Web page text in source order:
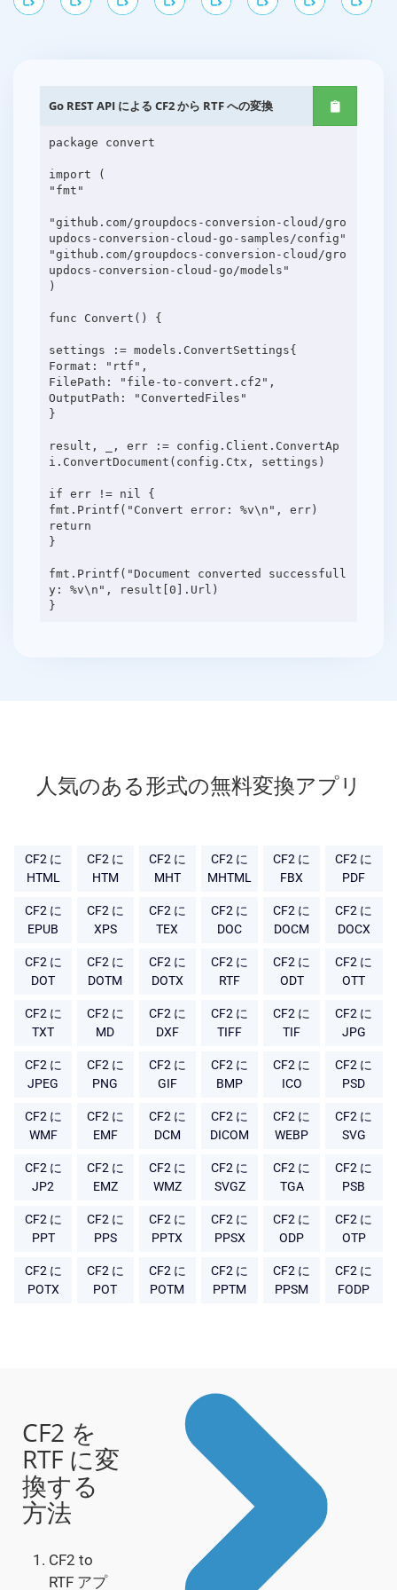
Go REST API による CF2 から RTF への変換
package convert
import (
"fmt"
"github.com/groupdocs-conversion-cloud/gro
updocs-conversion-cloud-go-samples/config"
"github.com/groupdocs-conversion-cloud/gro
updocs-conversion-cloud-go/models"
)
func Convert() {
settings := models.ConvertSettings{
Format: "rtf",
FilePath: "file-to-convert.cf2",
OutputPath: "ConvertedFiles"
}
result, _, err := config.Client.ConvertAp
i.ConvertDocument(config.Ctx, settings)
if err != nil {
fmt.Printf("Convert error: %v\n", err)
return
}
fmt.Printf("Document converted successfull
y: %v\n", result[0].Url)
人気のある形式の無料変換アプリ
CF2 に
HTML
CF2 に
HTM
CF2 に
MHT
CF2 に
MHTML
CF2 に
FBX
CF2 に
PDF
CF2 に
EPUB
CF2 に
XPS
CF2 に
TEX
CF2 に
DOC
CF2 に
DOCM
CF2 に
DOCX
CF2 に
DOT
CF2 に
DOTM
CF2 に
DOTX
CF2 に
RTF
CF2 に
ODT
CF2 に
OTT
CF2 に
TXT
CF2 に
MD
CF2 に
DXF
CF2 に
TIFF
CF2 に
TIF
CF2 に
JPG
CF2 に
JPEG
CF2 に
PNG
CF2 に
GIF
CF2 に
BMP
CF2 に
ICO
CF2 に
PSD
CF2 に
WMF
CF2 に
EMF
CF2 に
DCM
CF2 に
DICOM
CF2 に
WEBP
CF2 に
SVG
CF2 に
JP2
CF2 に
EMZ
CF2 に
WMZ
CF2 に
SVGZ
CF2 に
TGA
CF2 に
PSB
CF2 に
PPT
CF2 に
PPS
CF2 に
PPTX
CF2 に
PPSX
CF2 に
ODP
CF2 に
OTP
CF2 に
POTX
CF2 に
POT
CF2 に
POTM
CF2 に
PPTM
CF2 に
PPSM
CF2 に
FODP
CF2 を
RTF に変
換する
方法
CF2 to
RTF アプ